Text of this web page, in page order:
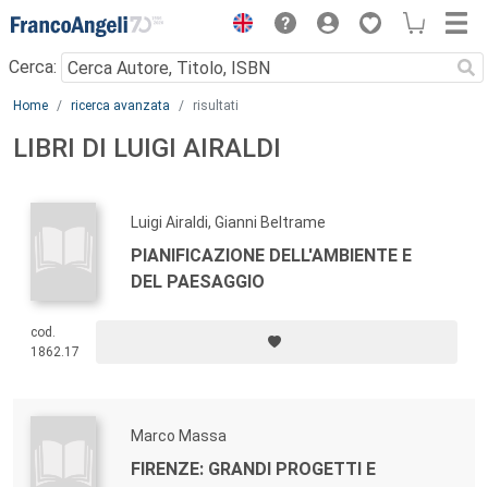
Menu
Cerca:
Main content
Home ricerca avanzata risultati
LIBRI DI LUIGI AIRALDI
Luigi Airaldi, Gianni Beltrame
PIANIFICAZIONE DELL'AMBIENTE E
DEL PAESAGGIO
cod.
1862.17
Marco Massa
FIRENZE: GRANDI PROGETTI E